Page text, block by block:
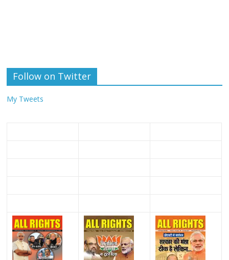
Follow on Twitter
My Tweets